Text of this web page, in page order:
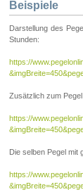
Beispiele
Darstellung des
Stunden:
https://
Zusätzlich zum
https://
Die selben Pegel mit
https://